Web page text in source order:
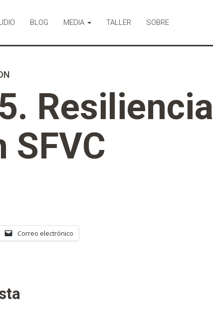
BLOG MEDIA TALLER SOBRE
Resiliencia
Correo electrónico